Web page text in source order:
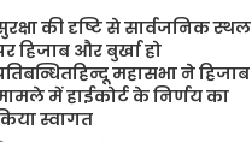
की दृष्टि से सार्वजनिक स्थल
हिजाब और बुर्खा हो
महासभा ने हिजाब
में हाईकोर्ट के निर्णय का
स्वागत